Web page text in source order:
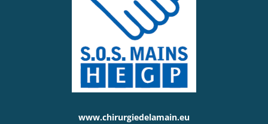
www.chirurgiedelamain.eu